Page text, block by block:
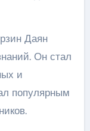
Даян
Он стал
и
популярным